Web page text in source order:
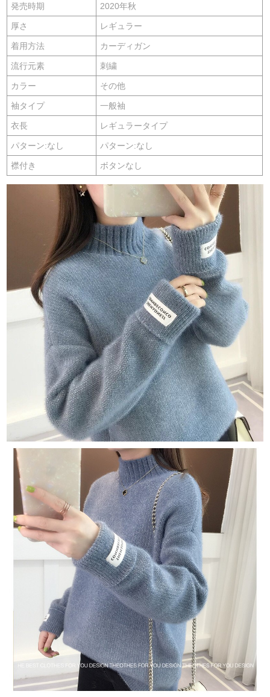
発売時期 2020年秋
厚さ レギュラー
着用方法 カーディガン
流行元素 刺繍
カラー その他
袖タイプ 一般袖
衣長 レギュラータイプ
パターン:なし パターン:なし
襟付き ボタンなし